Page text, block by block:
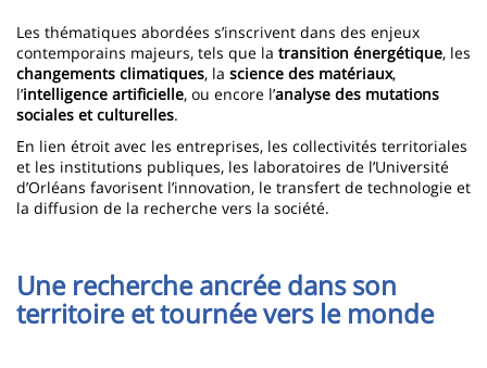
Les thématiques abordées s’inscrivent dans des enjeux
contemporains majeurs, tels que la transition énergétique, les
changements climatiques, la science des matériaux,
l’intelligence artificielle, ou encore l’analyse des mutations
sociales et culturelles.
En lien étroit avec les entreprises, les collectivités territoriales
et les institutions publiques, les laboratoires de l’Université
d’Orléans favorisent l’innovation, le transfert de technologie et
la diffusion de la recherche vers la société.
Une recherche ancrée dans son
territoire et tournée vers le monde